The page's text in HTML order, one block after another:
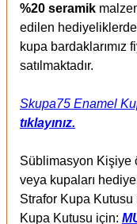
%20 seramik
edilen
kupa bardaklarımız
satılmaktadır.
Skupa75 Enamel
tıklayınız.
Süblimasyon Kişiye
veya kupaları
Strafor Kupa Kutusu
Kupa Kutusu için: